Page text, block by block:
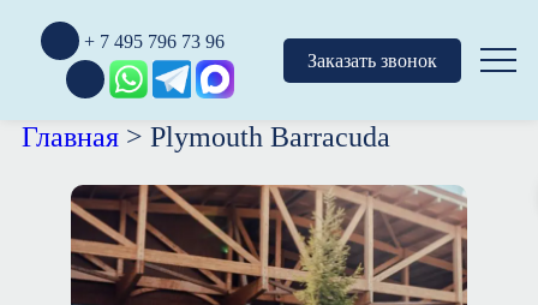
+ 7 495 796 73 96
Заказать звонок
Главная > Plymouth Barracuda